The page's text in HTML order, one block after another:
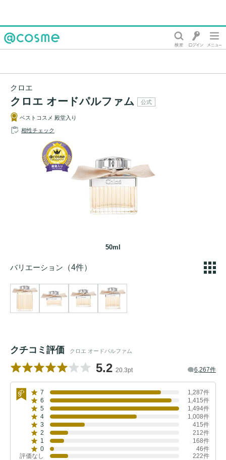
クロエ
クロエ オードパルファム 公式
ベストコスメ 殿堂入り
相性チェック
50ml
バリエーション （4件）
クチコミ評価 クロエ オードパルファム
5.2 20.3pt 6,267件
7
1,287件
6
1,415件
5
1,494件
4
1,008件
3
415件
2
212件
1
168件
0
46件
評価なし
222件